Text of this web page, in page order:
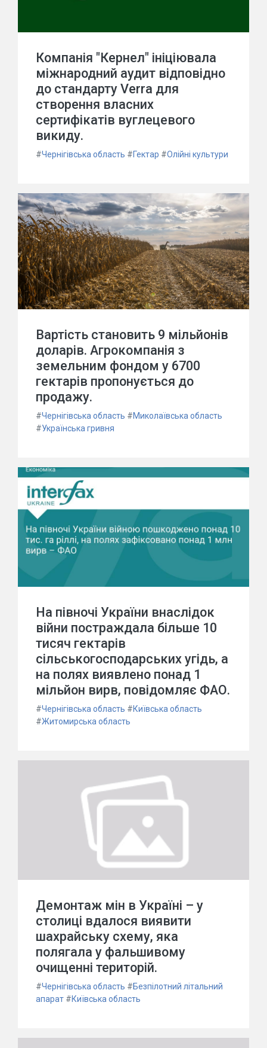
Компанія "Кернел" ініціювала
міжнародний аудит відповідно
до стандарту Verra для
створення власних
сертифікатів вуглецевого
викиду.
#Чернігівська область #Гектар #Олійні культури
Вартість становить 9 мільйонів
доларів. Агрокомпанія з
земельним фондом у 6700
гектарів пропонується до
продажу.
#Чернігівська область #Миколаївська область
#Українська гривня
На півночі України внаслідок
війни постраждала більше 10
тисяч гектарів
сільськогосподарських угідь, а
на полях виявлено понад 1
мільйон вирв, повідомляє ФАО.
#Чернігівська область #Київська область
#Житомирська область
Демонтаж мін в Україні – у
столиці вдалося виявити
шахрайську схему, яка
полягала у фальшивому
очищенні територій.
#Чернігівська область #Безпілотний літальний
апарат #Київська область